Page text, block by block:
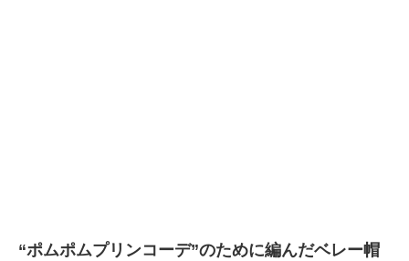
“ポムポムプリンコーデ”のために編んだベレー帽